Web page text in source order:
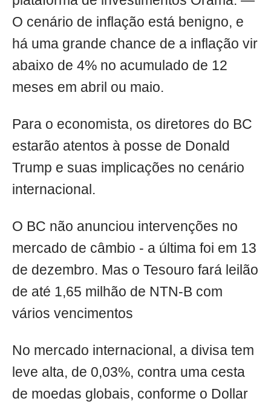
O cenário de inflação está benigno, e
há uma grande chance de a inflação vir
abaixo de 4% no acumulado de 12
meses em abril ou maio.
Para o economista, os diretores do BC
estarão atentos à posse de Donald
Trump e suas implicações no cenário
internacional.
O BC não anunciou intervenções no
mercado de câmbio - a última foi em 13
de dezembro. Mas o Tesouro fará leilão
de até 1,65 milhão de NTN-B com
vários vencimentos
No mercado internacional, a divisa tem
leve alta, de 0,03%, contra uma cesta
de moedas globais, conforme o Dollar